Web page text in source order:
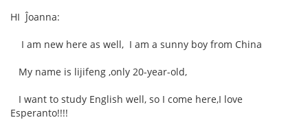
HI Ĵoanna:
I am new here as well, I am a sunny boy from China
My name is lijifeng ,only 20-year-old,
I want to study English well, so I come here,I love
Esperanto!!!!